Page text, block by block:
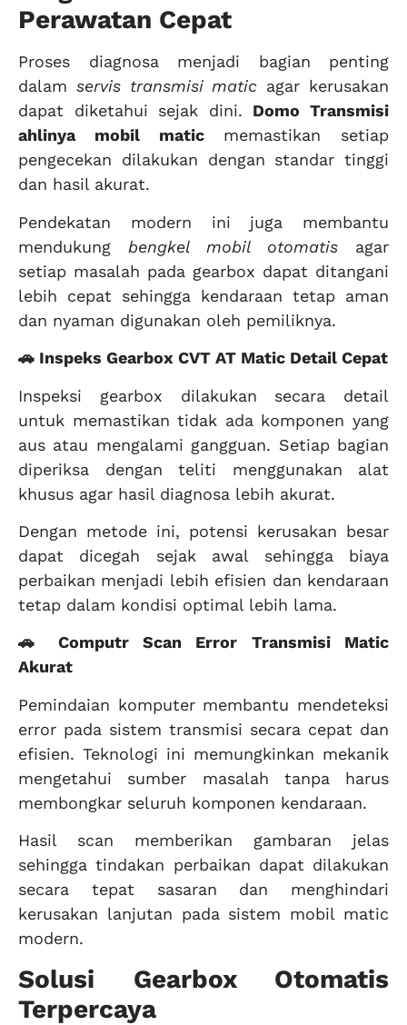
Perawatan Cepat
Proses diagnosa menjadi bagian penting
dalam servis transmisi matic agar kerusakan
dapat diketahui sejak dini. Domo Transmisi
ahlinya mobil maticmemastikan setiap
pengecekan dilakukan dengan standar tinggi
dan hasil akurat.
Pendekatan modern ini juga membantu
mendukung bengkel mobil otomatis agar
setiap masalah pada gearbox dapat ditangani
lebih cepat sehingga kendaraan tetap aman
dan nyaman digunakan oleh pemiliknya.
🚗 Inspeks Gearbox CVT AT Matic Detail Cepat
Inspeksi gearbox dilakukan secara detail
untuk memastikan tidak ada komponen yang
aus atau mengalami gangguan. Setiap bagian
diperiksa dengan teliti menggunakan alat
khusus agar hasil diagnosa lebih akurat.
Dengan metode ini, potensi kerusakan besar
dapat dicegah sejak awal sehingga biaya
perbaikan menjadi lebih efisien dan kendaraan
tetap dalam kondisi optimal lebih lama.
🚗 Computr Scan Error Transmisi Matic
Akurat
Pemindaian komputer membantu mendeteksi
error pada sistem transmisi secara cepat dan
efisien. Teknologi ini memungkinkan mekanik
mengetahui sumber masalah tanpa harus
membongkar seluruh komponen kendaraan.
Hasil scan memberikan gambaran jelas
sehingga tindakan perbaikan dapat dilakukan
secara tepat sasaran dan menghindari
kerusakan lanjutan pada sistem mobil matic
modern.
Solusi Gearbox Otomatis
Terpercaya